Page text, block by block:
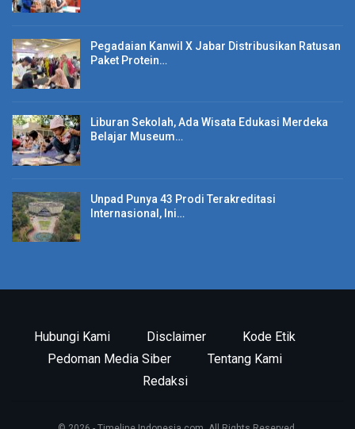
Pegadaian Kanwil X Jabar Distribusikan Ratusan
Paket Protein…
Liburan Sekolah, Ada Wisata Edukasi Merdeka
Belajar Museum…
Unpad Punya 43 Prodi Terakreditasi
Internasional, Ini…
Hubungi Kami Disclaimer
Kode Etik
Pedoman Media Siber
Tentang Kami
Redaksi